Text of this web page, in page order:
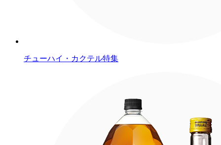
チューハイ・カクテル特集